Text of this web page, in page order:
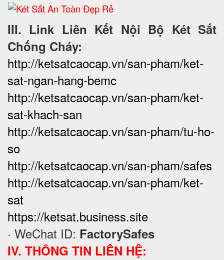
III. Link Liên Kết Nội Bộ Két Sắt
Chống Cháy:
http://ketsatcaocap.vn/san-pham/ket-
sat-ngan-hang-bemc
http://ketsatcaocap.vn/san-pham/ket-
sat-khach-san
http://ketsatcaocap.vn/san-pham/tu-ho-
so
http://ketsatcaocap.vn/san-pham/safes
http://ketsatcaocap.vn/san-pham/ket-
sat
https://ketsat.business.site
· WeChat ID: FactorySafes
IV. THÔNG TIN LIÊN HỆ: